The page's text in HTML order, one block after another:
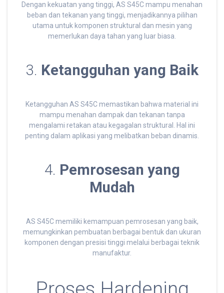
Dengan kekuatan yang tinggi, AS S45C mampu menahan
beban dan tekanan yang tinggi, menjadikannya pilihan
utama untuk komponen struktural dan mesin yang
memerlukan daya tahan yang luar biasa.
3. Ketangguhan yang Baik
Ketangguhan AS S45C memastikan bahwa material ini
mampu menahan dampak dan tekanan tanpa
mengalami retakan atau kegagalan struktural. Hal ini
penting dalam aplikasi yang melibatkan beban dinamis.
4. Pemrosesan yang
Mudah
AS S45C memiliki kemampuan pemrosesan yang baik,
memungkinkan pembuatan berbagai bentuk dan ukuran
komponen dengan presisi tinggi melalui berbagai teknik
manufaktur.